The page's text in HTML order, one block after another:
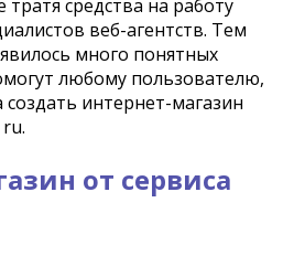
средства на работу
веб-агентств. Тем
много понятных
любому пользователю,
создать интернет-магазин
от сервиса